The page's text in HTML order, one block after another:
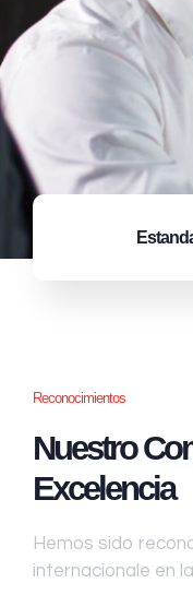
Reconocimientos
Nuestro
Excelencia
Hemos sido
internacionale en